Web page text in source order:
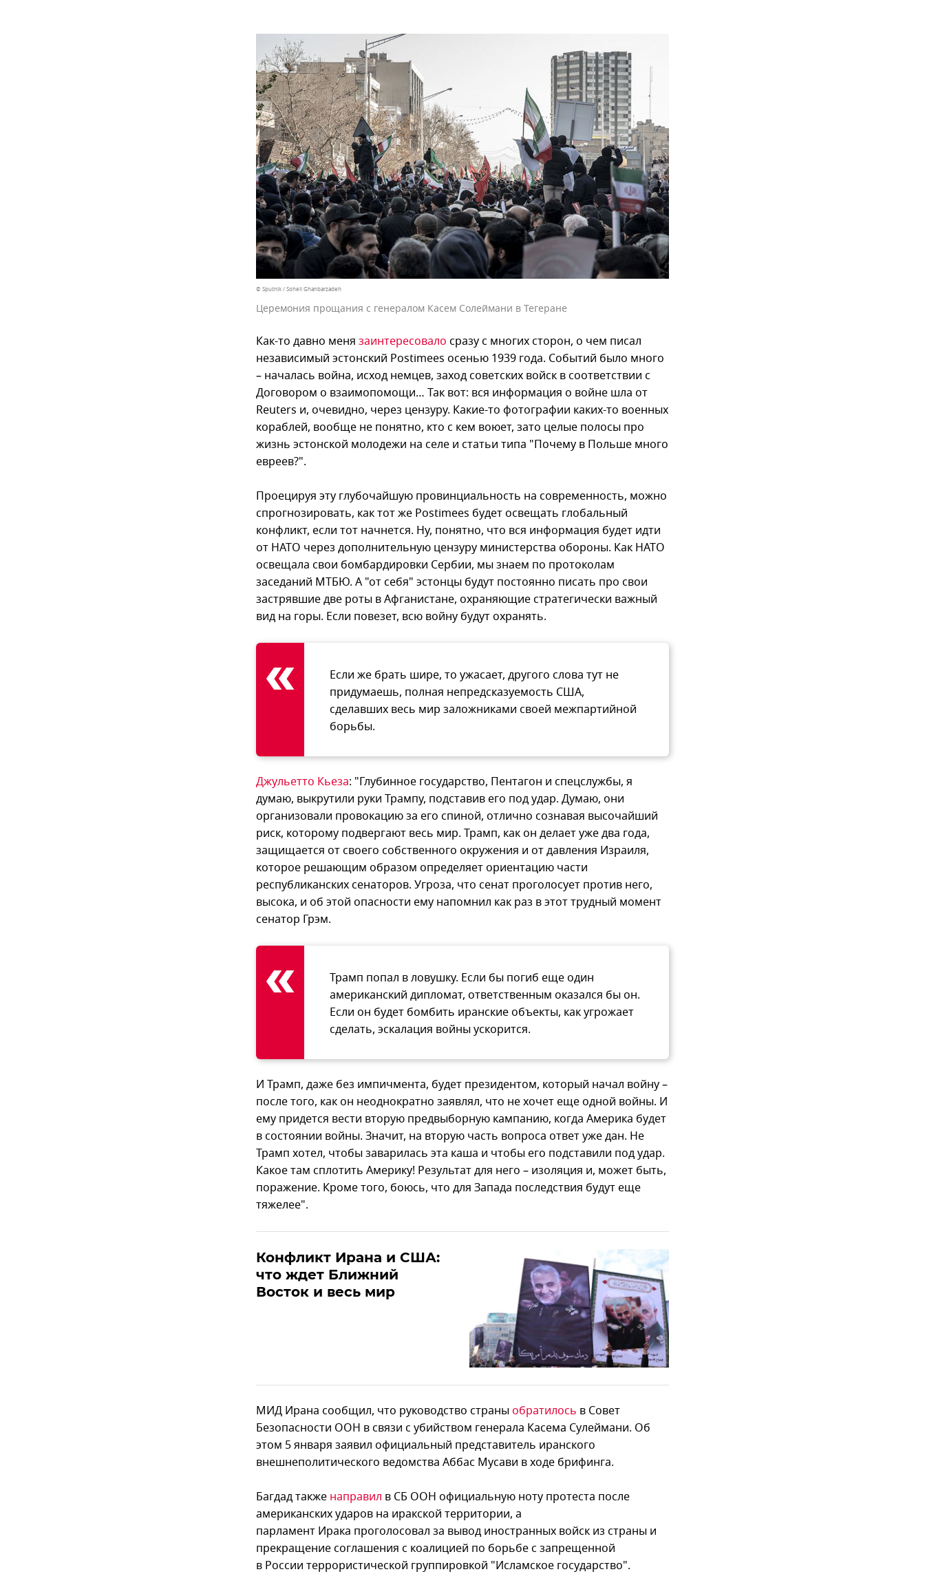
© Sputnik / Soheil Ghanbarzadeh
Церемония прощания с генералом Касем Солеймани в Тегеране
Как-то давно меня заинтересовало сразу с многих сторон, о чем писал
независимый эстонский Postimees осенью 1939 года. Событий было много
– началась война, исход немцев, заход советских войск в соответствии с
Договором о взаимопомощи… Так вот: вся информация о войне шла от
Reuters и, очевидно, через цензуру. Какие-то фотографии каких-то военных
кораблей, вообще не понятно, кто с кем воюет, зато целые полосы про
жизнь эстонской молодежи на селе и статьи типа "Почему в Польше много
евреев?".
Проецируя эту глубочайшую провинциальность на современность, можно
спрогнозировать, как тот же Postimees будет освещать глобальный
конфликт, если тот начнется. Ну, понятно, что вся информация будет идти
от НАТО через дополнительную цензуру министерства обороны. Как НАТО
освещала свои бомбардировки Сербии, мы знаем по протоколам
заседаний МТБЮ. А "от себя" эстонцы будут постоянно писать про свои
застрявшие две роты в Афганистане, охраняющие стратегически важный
вид на горы. Если повезет, всю войну будут охранять.
Если же брать шире, то ужасает, другого слова тут не
придумаешь, полная непредсказуемость США,
сделавших весь мир заложниками своей межпартийной
борьбы.
Джульетто Кьеза: "Глубинное государство, Пентагон и спецслужбы, я
думаю, выкрутили руки Трампу, подставив его под удар. Думаю, они
организовали провокацию за его спиной, отлично сознавая высочайший
риск, которому подвергают весь мир. Трамп, как он делает уже два года,
защищается от своего собственного окружения и от давления Израиля,
которое решающим образом определяет ориентацию части
республиканских сенаторов. Угроза, что сенат проголосует против него,
высока, и об этой опасности ему напомнил как раз в этот трудный момент
сенатор Грэм.
Трамп попал в ловушку. Если бы погиб еще один
американский дипломат, ответственным оказался бы он.
Если он будет бомбить иранские объекты, как угрожает
сделать, эскалация войны ускорится.
И Трамп, даже без импичмента, будет президентом, который начал войну –
после того, как он неоднократно заявлял, что не хочет еще одной войны. И
ему придется вести вторую предвыборную кампанию, когда Америка будет
в состоянии войны. Значит, на вторую часть вопроса ответ уже дан. Не
Трамп хотел, чтобы заварилась эта каша и чтобы его подставили под удар.
Какое там сплотить Америку! Результат для него – изоляция и, может быть,
поражение. Кроме того, боюсь, что для Запада последствия будут еще
тяжелее".
Конфликт Ирана и США:
что ждет Ближний
Восток и весь мир
МИД Ирана сообщил, что руководство страны обратилось в Совет
Безопасности ООН в связи с убийством генерала Касема Сулеймани. Об
этом 5 января заявил официальный представитель иранского
внешнеполитического ведомства Аббас Мусави в ходе брифинга.
Багдад также направил в СБ ООН официальную ноту протеста после
американских ударов на иракской территории, а
парламент Ирака проголосовал за вывод иностранных войск из страны и
прекращение соглашения с коалицией по борьбе с запрещенной
в России террористической группировкой "Исламское государство".